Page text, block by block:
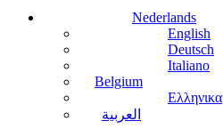
Nederlands
English
Deutsch
Italiano
Belgium
Ελληνικα
العربية